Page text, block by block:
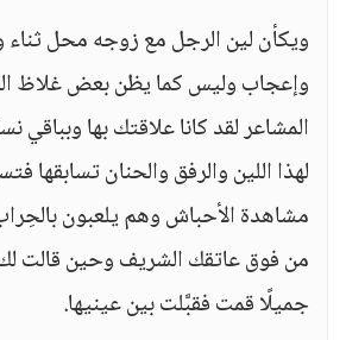
ويكأن لين الرجل مع زوجه محل
وإعجاب وليس كما يظن بعض غلاظ
المشاعر لقد كانا علاقتك بها وبباقي
لهذا اللين والرفق والحنان تسابقها
مشاهدة الأحباش وهم يلعبون
من فوق عاتقك الشريف وحين قالت
جميلًا قمت فقبَّلت بين عينيها.